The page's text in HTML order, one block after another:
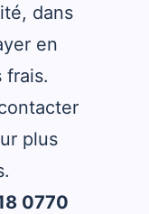
dans
en
frais.
plus
0770